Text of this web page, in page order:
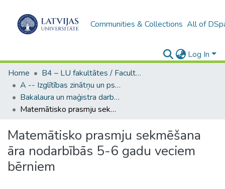
Communities & Collections All of
Log In
Home
B4 – LU fakultātes / Faculties of the UL
A -- Izglītības zinātņu un psiholoģijas fakultāte / Faculty of Education Sciences and Psychology
Bakalaura un maģistra darbi (PPMF) / Bachelor's and Master's theses
Matemātisko prasmju sekmēšana āra nodarbībās 5-6 gadu veciem bērniem
Matemātisko prasmju sekmēšana
āra nodarbībās 5-6 gadu veciem
bērniem